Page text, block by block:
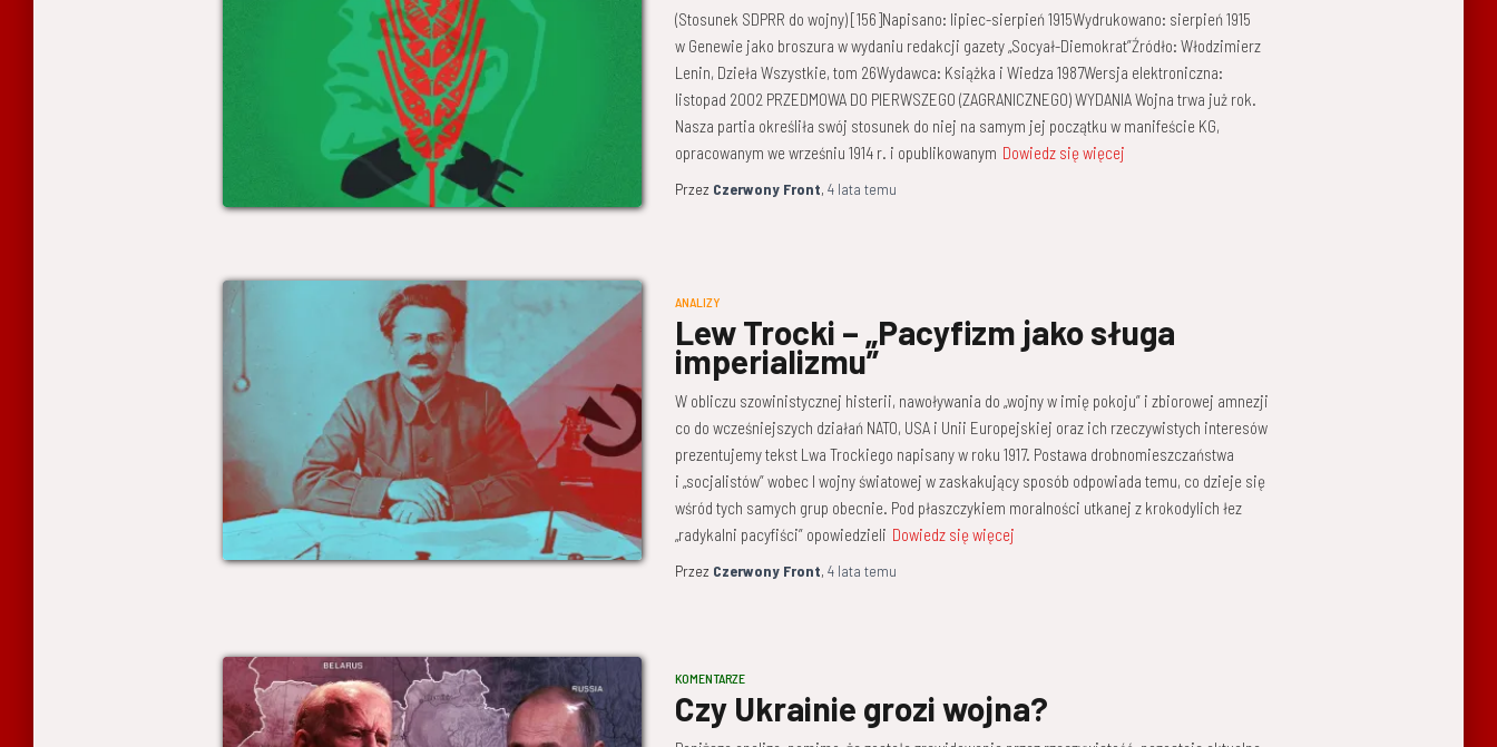
(Stosunek SDPRR do wojny) [156]Napisano: lipiec-sierpień 1915Wydrukowano: sierpień 1915
w Genewie jako broszura w wydaniu redakcji gazety „Socyał-Diemokrat”Źródło: Włodzimierz
Lenin, Dzieła Wszystkie, tom 26Wydawca: Książka i Wiedza 1987Wersja elektroniczna:
listopad 2002 PRZEDMOWA DO PIERWSZEGO (ZAGRANICZNEGO) WYDANIA Wojna trwa już rok.
Nasza partia określiła swój stosunek do niej na samym jej początku w manifeście KG,
opracowanym we wrześniu 1914 r. i opublikowanym Dowiedz się więcej
Przez Czerwony Front, 4 lata temu
ANALIZY
Lew Trocki – „Pacyfizm jako sługa
imperializmu”
W obliczu szowinistycznej histerii, nawoływania do „wojny w imię pokoju” i zbiorowej amnezji
co do wcześniejszych działań NATO, USA i Unii Europejskiej oraz ich rzeczywistych interesów
prezentujemy tekst Lwa Trockiego napisany w roku 1917. Postawa drobnomieszczaństwa
i „socjalistów” wobec I wojny światowej w zaskakujący sposób odpowiada temu, co dzieje się
wśród tych samych grup obecnie. Pod płaszczykiem moralności utkanej z krokodylich łez
„radykalni pacyfiści” opowiedzieli Dowiedz się więcej
Przez Czerwony Front, 4 lata temu
KOMENTARZE
Czy Ukrainie grozi wojna?